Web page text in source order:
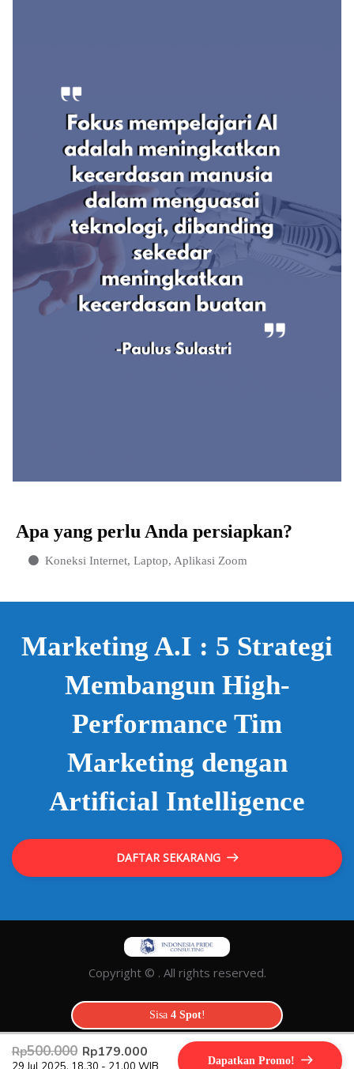
Sisa 4 Spot!
Apa yang perlu Anda persiapkan?
Koneksi Internet, Laptop, Aplikasi Zoom
Rp500.000 Rp179.000 Dapatkan Promo!
Marketing A.I : 5 Strategi
Membangun High-
Performance Tim
Marketing dengan
Artificial Intelligence
DAFTAR SEKARANG
Copyright © . All rights reserved.